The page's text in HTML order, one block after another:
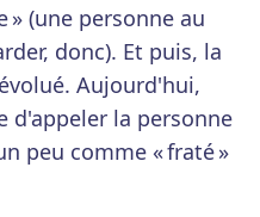
» (une personne au
donc). Et puis, la
Aujourd'hui,
d'appeler la personne
peu comme « fraté »